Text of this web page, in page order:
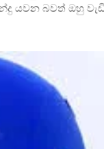
යවන බවත් ඔහු